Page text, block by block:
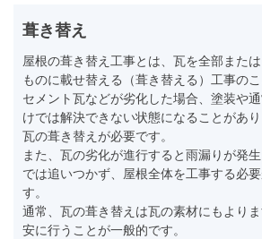
葺き替え
屋根の葺き替え工事とは、瓦を全部また
ものに載せ替える（葺き替える）工事のこ
セメント瓦などが劣化した場合、塗装や
けでは解決できない状態になることがあ
瓦の葺き替えが必要です。
また、瓦の劣化が進行すると雨漏りが発
では追いつかず、屋根全体を工事する必
す。
通常、瓦の葺き替えは瓦の素材にもより
安に行うことが一般的です。